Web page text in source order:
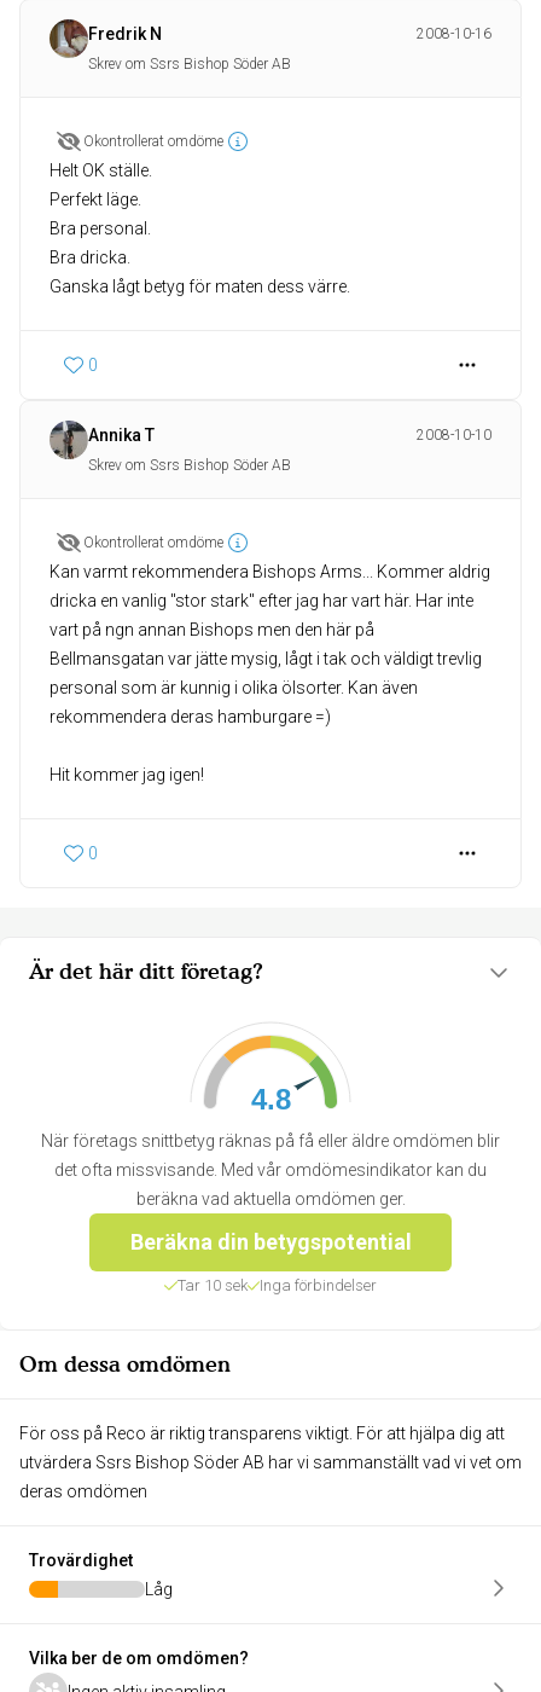
Är det här ditt företag?
4.8
När företags snittbetyg räknas på få eller äldre omdömen blir
det ofta missvisande. Med vår omdömesindikator kan du
beräkna vad aktuella omdömen ger.
Beräkna din betygspotential
Tar 10 sek Inga förbindelser
Om dessa omdömen
För oss på Reco är riktig transparens viktigt. För att hjälpa dig att
utvärdera Ssrs Bishop Söder AB har vi sammanställt vad vi vet om
deras omdömen
Trovärdighet
Låg
Vilka ber de om omdömen?
Fredrik N
2008-10-16
Skrev om Ssrs Bishop Söder AB
Okontrollerat omdöme
Helt OK ställe.
Perfekt läge.
Bra personal.
Bra dricka.
Ganska lågt betyg för maten dess värre.
0
Annika T
2008-10-10
Skrev om Ssrs Bishop Söder AB
Okontrollerat omdöme
Kan varmt rekommendera Bishops Arms... Kommer aldrig
dricka en vanlig "stor stark" efter jag har vart här. Har inte
vart på ngn annan Bishops men den här på
Bellmansgatan var jätte mysig, lågt i tak och väldigt trevlig
personal som är kunnig i olika ölsorter. Kan även
rekommendera deras hamburgare =)
Hit kommer jag igen!
0